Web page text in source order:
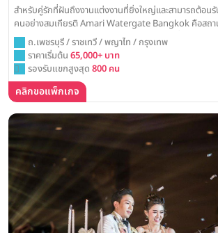
สำหรับคู่รักที่ฝันถึงงานแต่งงานที่ยิ่งใหญ่และสามารถต้อน
คนอย่างสมเกียรติ Amari Watergate Bangkok คือสถ
โจทย์ ด้วยห้องบอลรูมขนาดมหึมาใจกลางเมืองที่พร้อมเนร
จริง
ถ.เพชรบุรี / ราชเทวี / พญาไท / กรุงเทพ
ราคาเริ่มต้น 65,000+ บาท
รองรับแขกสูงสุด 800 คน
คลิกขอแพ็กเกจ